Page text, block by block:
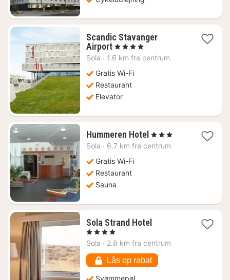
Scandic Stavanger
Airport1
nat
777
kr.
, 4 Stjerner
Sola · 1.6 km fra centrum
Gratis Wi-Fi
Restaurant
Elevator
Hummeren Hotel 1
nat
, 3 Stjerner
Sola · 6.7 km fra centrum
Gratis Wi-Fi
Restaurant
Sauna
Sola Strand Hotel1
fra
kr.
, 4 Stjerner
Sola · 2.8 km fra centrum
Lås op rabat
Svømmepøl